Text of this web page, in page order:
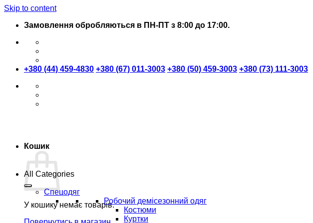
Skip to content
Замовлення обробляються в ПН-ПТ з 8:00 до 17:00.
+380 (44) 459-4830 +380 (67) 011-3003 +380 (50) 459-3003 +380 (73) 111-3003
Кошик
У кошику немає товарів.
All Categories
Спецодяг
Робочий демісезонний одяг
Костюми
Куртки